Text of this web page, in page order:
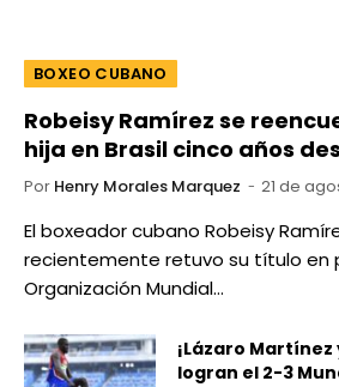
BOXEO CUBANO
Robeisy Ramírez se
hija en Brasil cinco años
Por Henry Morales Marquez 21 de
El boxeador cubano Robeisy
recientemente retuvo su título en
Organización Mundial…
¡Lázaro
logran el 2-3